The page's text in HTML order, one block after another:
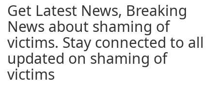
Get Latest News, Breaking
News about shaming of
victims. Stay connected to all
updated on shaming of
victims